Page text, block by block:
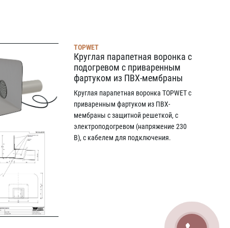
TOPWET
Круглая парапетная воронка с
подогревом с приваренным
фартуком из ПВХ-мембраны
Круглая парапетная воронка TOPWET с
приваренным фартуком из ПВХ-
мембраны с защитной решеткой, с
электроподогревом (напряжение 230
В), с кабелем для подключения.